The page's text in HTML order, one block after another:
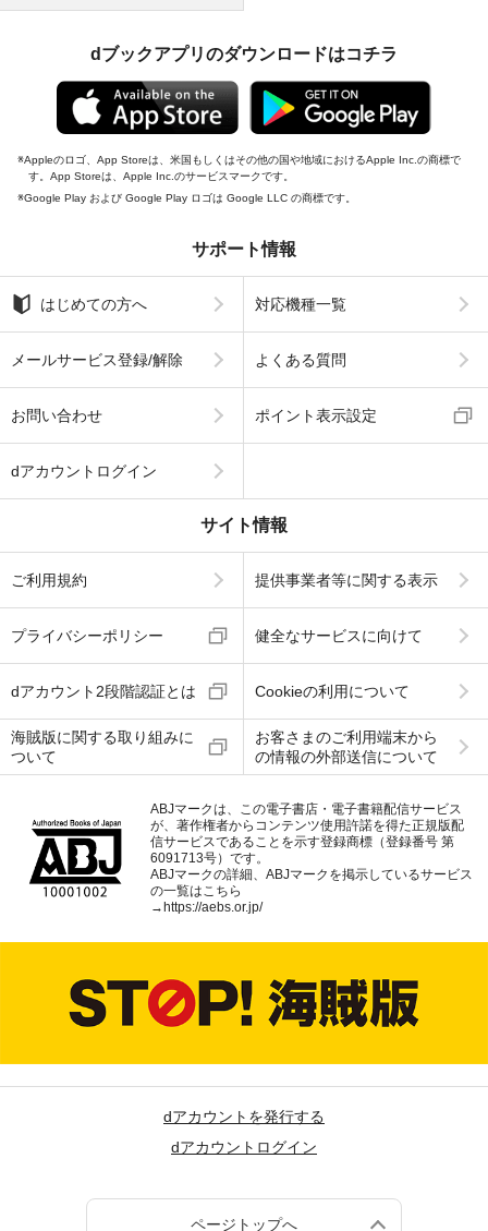
dブックアプリのダウンロードはコチラ
Appleのロゴ、App Storeは、米国もしくはその他の国や地域におけるApple Inc.の商標で
す。App Storeは、Apple Inc.のサービスマークです。
Google Play および Google Play ロゴは Google LLC の商標です。
サポート情報
はじめての方へ 対応機種一覧
メールサービス登録/解除 よくある質問
お問い合わせ ポイント表示設定
dアカウントログイン
サイト情報
ご利用規約 提供事業者等に関する表示
プライバシーポリシー 健全なサービスに向けて
dアカウント2段階認証とは Cookieの利用について
海賊版に関する取り組みに
ついて
お客さまのご利用端末から
の情報の外部送信について
ABJマークは、この電子書店・電子書籍配信サービス
が、著作権者からコンテンツ使用許諾を得た正規版配
信サービスであることを示す登録商標（登録番号 第
6091713号）です。
ABJマークの詳細、ABJマークを掲示しているサービス
の一覧はこちら
→ https://aebs.or.jp/
dアカウントを発行する
dアカウントログイン
ページトップへ